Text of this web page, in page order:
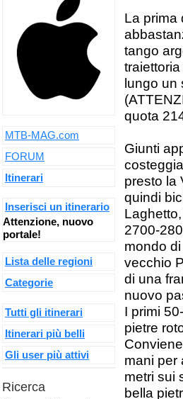
La prima
tango
lungo
quota
Giunti
presto la
quindi
2700-
mondo
vecchio
di una
nuovo
I primi
pietre
mani per
metri sui
bella
MTB-MAG.com
FORUM
Itinerari
Inserisci un itinerario
Attenzione, nuovo
portale!
Lista delle regioni
Categorie
Tutti gli itinerari
Itinerari più belli
Gli user più attivi
Ricerca